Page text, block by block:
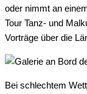
oder nimmt an
Tour Tanz- und
Vorträge über die
Bei schlechtem